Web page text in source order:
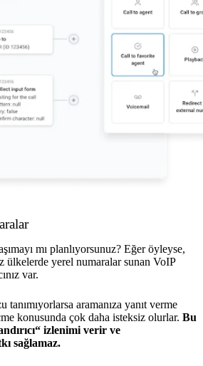
mı planlıyorsunuz? Eğer öyleyse,
ülkelerde yerel numaralar sunan VoIP
var.
aramanıza yanıt verme
konusunda çok daha isteksiz olurlar. Bu
izlenimi verir ve
sağlamaz.